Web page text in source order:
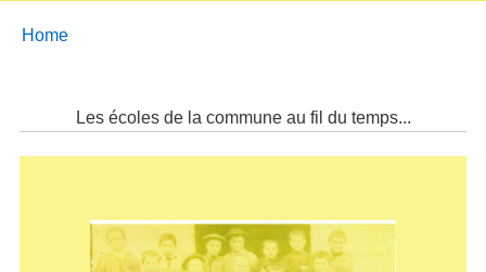
Breadcrumbs
You are here:
Home
Les écoles de la commune au fil du temps...